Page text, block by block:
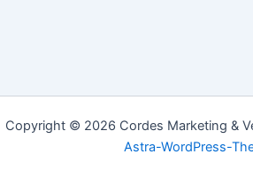
Copyright © 2026 Cordes Marketing &
Astra-WordPress-